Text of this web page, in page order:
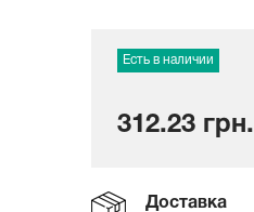
Есть в наличии
312.23 грн.
Доставка